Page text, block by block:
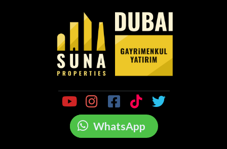
WhatsApp